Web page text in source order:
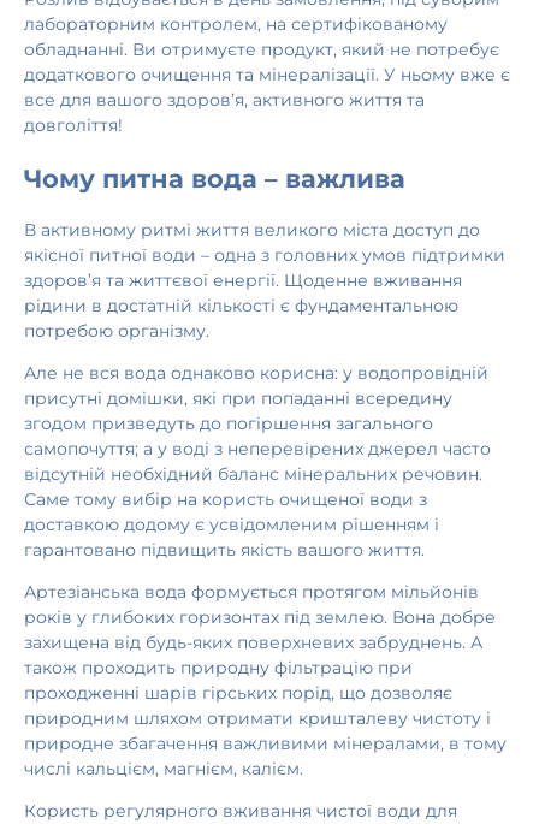
лабораторним контролем, на сертифікованому
обладнанні. Ви отримуєте продукт, який не потребує
додаткового очищення та мінералізації. У ньому вже є
все для вашого здоров’я, активного життя та
довголіття!
Чому питна вода – важлива
В активному ритмі життя великого міста доступ до
якісної питної води – одна з головних умов підтримки
здоров’я та життєвої енергії. Щоденне вживання
рідини в достатній кількості є фундаментальною
потребою організму.
Але не вся вода однаково корисна: у водопровідній
присутні домішки, які при попаданні всередину
згодом призведуть до погіршення загального
самопочуття; а у воді з неперевірених джерел часто
відсутній необхідний баланс мінеральних речовин.
Саме тому вибір на користь очищеної води з
доставкою додому є усвідомленим рішенням і
гарантовано підвищить якість вашого життя.
Артезіанська вода формується протягом мільйонів
років у глибоких горизонтах під землею. Вона добре
захищена від будь-яких поверхневих забруднень. А
також проходить природну фільтрацію при
проходженні шарів гірських порід, що дозволяє
природним шляхом отримати кришталеву чистоту і
природне збагачення важливими мінералами, в тому
числі кальцієм, магнієм, калієм.
Користь регулярного вживання чистої води для